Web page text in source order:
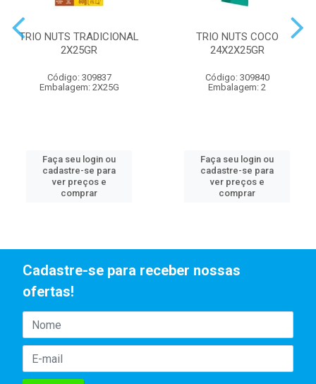
TRIO NUTS TRADICIONAL
2X25GR
Código: 309837
Embalagem: 2X25G
Faça seu login ou
cadastre-se para
ver preços e
comprar
TRIO NUTS COCO
24X2X25GR
Código: 309840
Embalagem: 2
Faça seu login ou
cadastre-se para
ver preços e
comprar
Cadastre-se para receber nossas
ofertas!